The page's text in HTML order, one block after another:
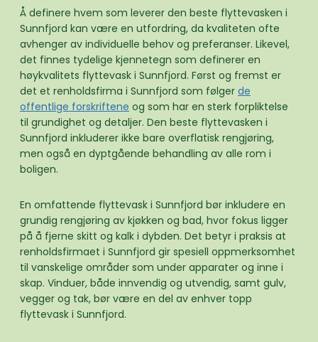
Å definere hvem som leverer den beste flyttevasken i
Sunnfjord kan være en utfordring, da kvaliteten ofte
avhenger av individuelle behov og preferanser. Likevel,
det finnes tydelige kjennetegn som definerer en
høykvalitets flyttevask i Sunnfjord. Først og fremst er
det et renholdsfirma i Sunnfjord som følger de
offentlige forskriftene og som har en sterk forpliktelse
til grundighet og detaljer. Den beste flyttevasken i
Sunnfjord inkluderer ikke bare overflatisk rengjøring,
men også en dyptgående behandling av alle rom i
boligen.
En omfattende flyttevask i Sunnfjord bør inkludere en
grundig rengjøring av kjøkken og bad, hvor fokus ligger
på å fjerne skitt og kalk i dybden. Det betyr i praksis at
renholdsfirmaet i Sunnfjord gir spesiell oppmerksomhet
til vanskelige områder som under apparater og inne i
skap. Vinduer, både innvendig og utvendig, samt gulv,
vegger og tak, bør være en del av enhver topp
flyttevask i Sunnfjord.